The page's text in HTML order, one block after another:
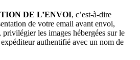
DE L’ENVOI, c’est-à-dire
de votre email avant envoi,
les images hébergées sur le
expéditeur authentifié avec un nom de